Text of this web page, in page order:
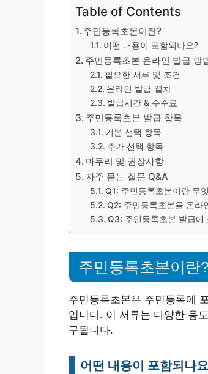
Table of Contents
주민등록초본이란?
어떤 내용이 포함되나요?
주민등록초본 온라인 발급 방
필요한 서류 및 조건
온라인 발급 절차
발급시간 & 수수료
주민등록초본 발급 항목
기본 선택 항목
추가 선택 항목
마무리 및 권장사항
자주 묻는 질문 Q&A
Q1: 주민등록초본이란 무
Q2: 주민등록초본을 온라
Q3: 주민등록초본 발급에
주민등록초본이란?
주민등록초본은 주민등록에
입니다. 이 서류는 다양한 용
구됩니다.
어떤 내용이 포함되나